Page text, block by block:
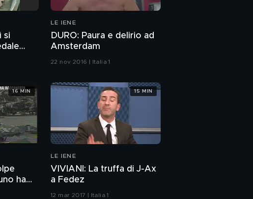
si
LE IENE
DURO: Paura e delirio ad
Amsterdam
22 nov 2016 | Italia 1
ha
16 MIN
LE IENE
VIVIANI: La truffa di J-Ax
a Fedez
12 mar 2017 | Italia 1
15 MIN